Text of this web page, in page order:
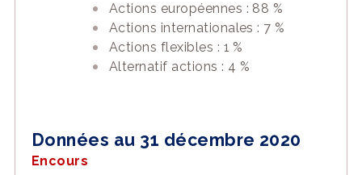
Actions européennes : 88 %
Actions internationales : 7 %
Actions flexibles : 1 %
Alternatif actions : 4 %
Données au 31 décembre 2020
Encours